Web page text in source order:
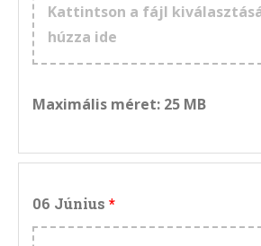
Kattintson a fájl
húzza ide
Maximális méret: 25 MB
06 Június